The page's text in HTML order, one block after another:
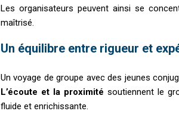
Les organisateurs peuvent ainsi se
maîtrisé.
Un équilibre entre rigueur et
Un voyage de groupe avec des jeunes
L’écoute et la proximité soutiennent le
fluide et enrichissante.